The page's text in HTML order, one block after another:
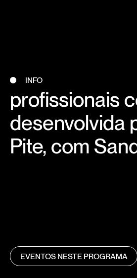
INFO
profissionais
desenvolvida
Pite, com
EVENTOS NESTE PROGRAMA